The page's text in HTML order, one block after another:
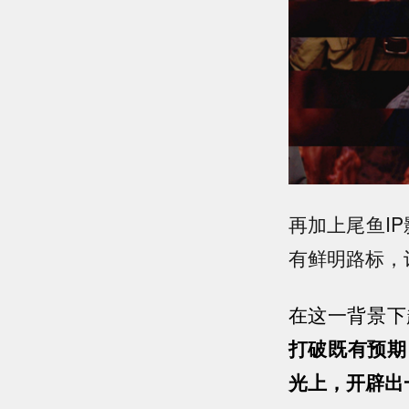
再加上尾鱼
有鲜明路标
在这一背景
打破既有预
光上，开辟